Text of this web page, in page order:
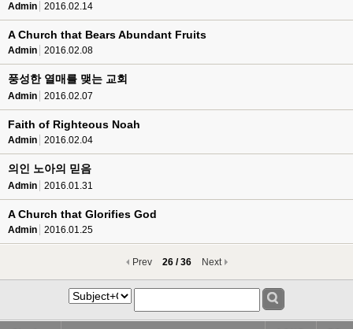
Admin 2016.02.14
A Church that Bears Abundant Fruits
Admin 2016.02.08
풍성한 열매를 맺는 교회
Admin 2016.02.07
Faith of Righteous Noah
Admin 2016.02.04
의인 노아의 믿음
Admin 2016.01.31
A Church that Glorifies God
Admin 2016.01.25
Prev 26 / 36 Next